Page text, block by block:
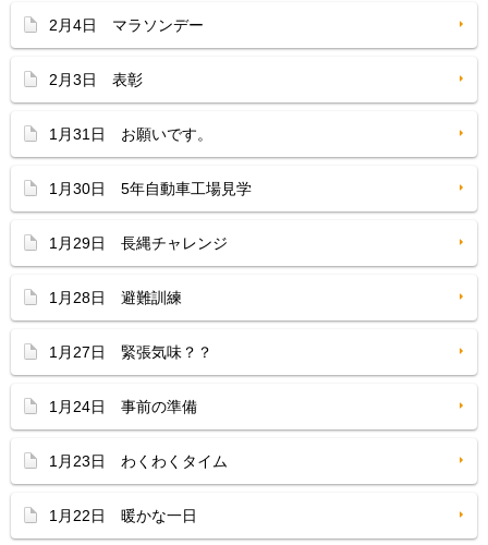
2月4日 マラソンデー
2月3日 表彰
1月31日 お願いです。
1月30日 5年自動車工場見学
1月29日 長縄チャレンジ
1月28日 避難訓練
1月27日 緊張気味？？
1月24日 事前の準備
1月23日 わくわくタイム
1月22日 暖かな一日